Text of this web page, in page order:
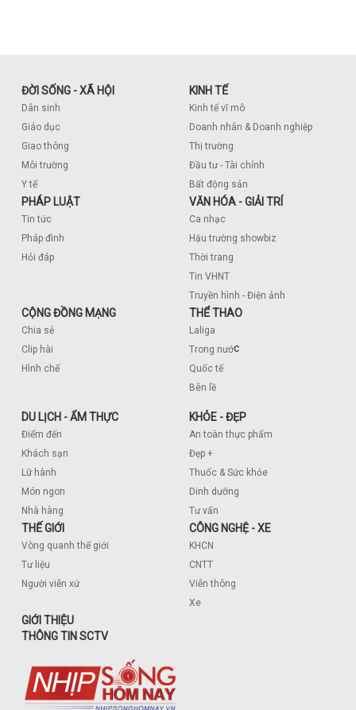
ĐỜI SỐNG - XÃ HỘI
Dân sinh
Giáo dục
Giao thông
Môi trường
Y tế
KINH TẾ
Kinh tế vĩ mô
Doanh nhân & Doanh nghiệp
Thị trường
Đầu tư - Tài chính
Bất động sản
PHÁP LUẬT
Tin tức
Pháp đình
Hỏi đáp
VĂN HÓA - GIẢI TRÍ
Ca nhạc
Hậu trường showbiz
Thời trang
Tin VHNT
Truyền hình - Điện ảnh
CỘNG ĐỒNG MẠNG
Chia sẻ
Clip hài
Hình chế
THỂ THAO
Laliga
Trong nước
Quốc tế
Bên lề
DU LỊCH - ẨM THỰC
Điểm đến
Khách sạn
Lữ hành
Món ngon
Nhà hàng
KHỎE - ĐẸP
An toàn thực phẩm
Đẹp +
Thuốc & Sức khỏe
Dinh dưỡng
Tư vấn
THẾ GIỚI
Vòng quanh thế giới
Tư liệu
Người viễn xứ
CÔNG NGHỆ - XE
KHCN
CNTT
Viễn thông
Xe
GIỚI THIỆU
THÔNG TIN SCTV